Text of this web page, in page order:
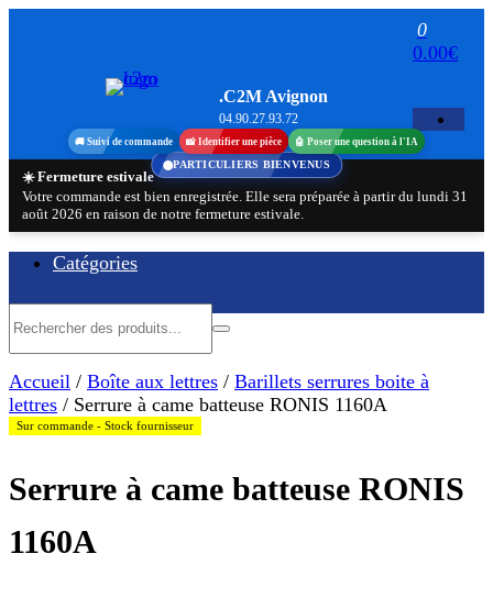
.C2M Avignon
04.90.27.93.72
0
0.00€
🚚 Suivi de commande 📸 Identifier une pièce 🤖 Poser une question à l'IA
☀️ Fermeture estivale
Votre commande est bien enregistrée. Elle sera préparée à partir du lundi 31
août 2026 en raison de notre fermeture estivale.
Catégories
Accueil / Boîte aux lettres / Barillets serrures boite à
lettres / Serrure à came batteuse RONIS 1160A
Sur commande - Stock fournisseur
Serrure à came batteuse RONIS
1160A
PARTICULIERS BIENVENUS